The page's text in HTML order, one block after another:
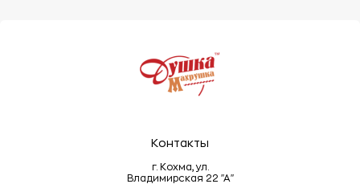
Контакты
г. Кохма, ул.
Владимирская 22 "А"